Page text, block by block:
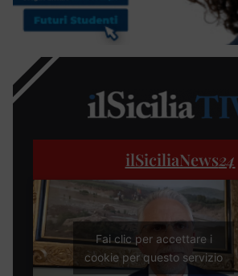
ilSiciliaNews24
Fai clic per accettare i
cookie per questo servizio